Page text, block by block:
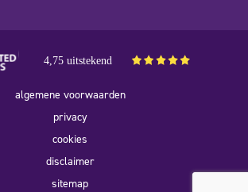
4,75 uitstekend
algemene voorwaarden
privacy
cookies
disclaimer
sitemap